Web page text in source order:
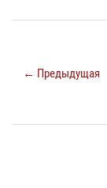
← Предыдущая